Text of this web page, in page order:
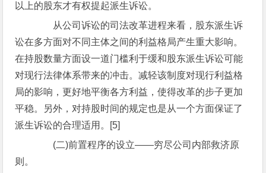
以上的股东才有权提起派生诉讼。
从公司诉讼的司法改革进程来看，股东派生诉
讼在多方面对不同主体之间的利益格局产生重大影响。
在持股数量方面设一道门槛利于缓和股东派生诉讼可能
对现行法律体系带来的冲击。减轻该制度对现行利益格
局的影响，更好地平衡各方利益，使得改革的步子更加
平稳。另外，对持股时间的规定也是从一个方面保证了
派生诉讼的合理适用。[5]
(二)前置程序的设立——穷尽公司内部救济原
则。